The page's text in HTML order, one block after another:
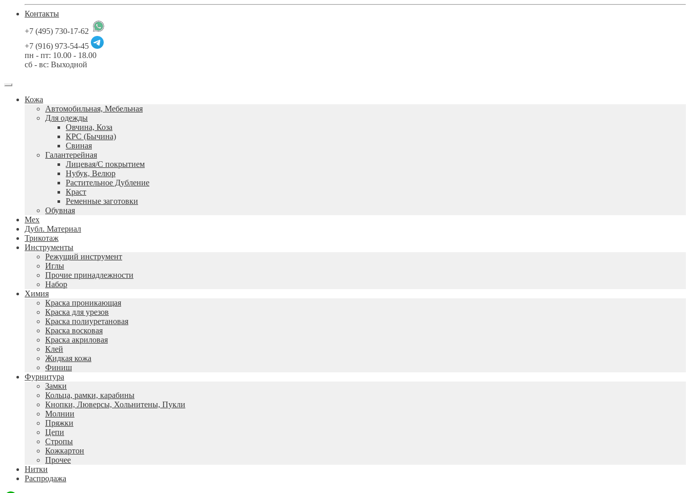
Контакты
+7 (495) 730-17-62
+7 (916) 973-54-45
пн - пт: 10.00 - 18.00
сб - вс: Выходной
Кожа
Автомобильная, Мебельная
Для одежды
Овчина, Коза
КРС (Бычина)
Свиная
Галантерейная
Лицевая/С покрытием
Нубук, Велюр
Растительное Дубление
Краст
Ременные заготовки
Обувная
Мех
Дубл. Материал
Трикотаж
Инструменты
Режущий инструмент
Иглы
Прочие принадлежности
Набор
Химия
Краска проникающая
Краска для урезов
Краска полиуретановая
Краска восковая
Краска акриловая
Клей
Жидкая кожа
Финиш
Фурнитура
Замки
Кольца, рамки, карабины
Кнопки, Люверсы, Хольнитены, Пукли
Молнии
Пряжки
Цепи
Стропы
Кожкартон
Прочее
Нитки
Распродажа